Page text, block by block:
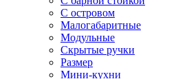
С островом
Малогабаритные
Модульные
Скрытые ручки
Размер
Мини-кухни